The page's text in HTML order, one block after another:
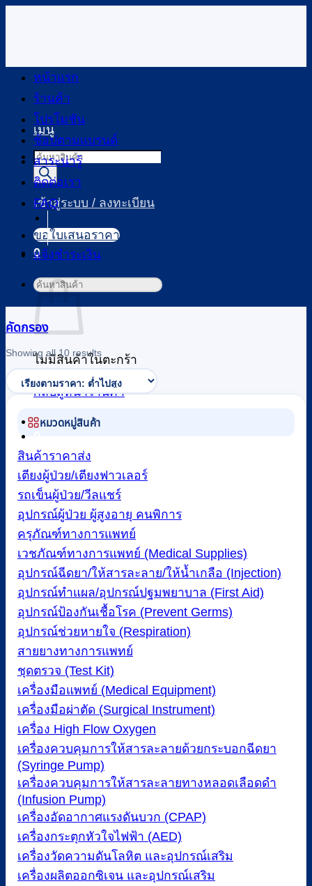
เนื้อหา
เมนู
Products
search
เข้าสู่ระบบ / ลงทะเบียน
0
ไม่มีสินค้าในตะกร้า
กลับสู่หน้าร้านค้า
หน้าแรก
ร้านค้า
โปรโมชัน
ช้อปตามแบรนด์
สาระน่ารู้
ติดต่อเรา
FAQ
ขอใบเสนอราคา
แจ้งชำระเงิน
ค้นหา:
คัดกรอง
Showing all 10 resultsSorted
by
price:
low
to
หมวดหมู่สินค้า
สินค้าราคาส่ง
เตียงผู้ป่วย/เตียงฟาวเลอร์
รถเข็นผู้ป่วย/วีลแชร์
อุปกรณ์ผู้ป่วย ผู้สูงอายุ คนพิการ
ครุภัณฑ์ทางการแพทย์
เวชภัณฑ์ทางการแพทย์ (Medical Supplies)
อุปกรณ์ฉีดยา/ให้สารละลาย/ให้น้ำเกลือ (Injection)
อุปกรณ์ทำแผล/อุปกรณ์ปฐมพยาบาล (First Aid)
อุปกรณ์ป้องกันเชื้อโรค (Prevent Germs)
อุปกรณ์ช่วยหายใจ (Respiration)
สายยางทางการแพทย์
ชุดตรวจ (Test Kit)
เครื่องมือแพทย์ (Medical Equipment)
เครื่องมือผ่าตัด (Surgical Instrument)
เครื่อง High Flow Oxygen
เครื่องควบคุมการให้สารละลายด้วยกระบอกฉีดยา
(Syringe Pump)
เครื่องควบคุมการให้สารละลายทางหลอดเลือดดำ
(Infusion Pump)
เครื่องอัดอากาศแรงดันบวก (CPAP)
เครื่องกระตุกหัวใจไฟฟ้า (AED)
เครื่องวัดความดันโลหิต และอุปกรณ์เสริม
เครื่องผลิตออกซิเจน และอุปกรณ์เสริม